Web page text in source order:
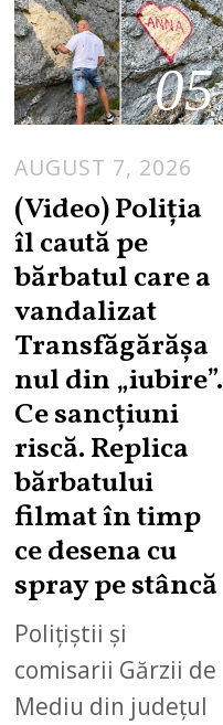
05
AUGUST 7, 2026
U
G
S
7
,
(Video) Poliția
îl caută pe
bărbatul care a
vandalizat
Transfăgărășa
nul din „iubire”.
Ce sancțiuni
riscă. Replica
bărbatului
filmat în timp
ce desena cu
spray pe stâncă
Polițiștii și
comisarii Gărzii de
Mediu din județul